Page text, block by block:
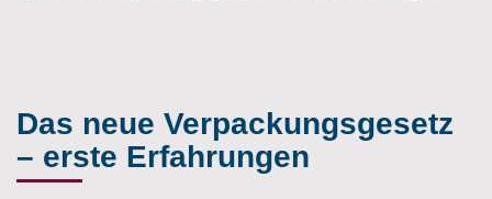
Das neue Verpackungsgesetz
– erste Erfahrungen